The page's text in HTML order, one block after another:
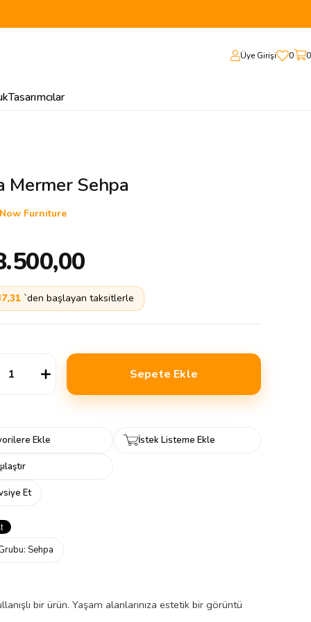
Üye Girişi 0 0
Tasarımcılar
Mermer Sehpa
Furniture
`den başlayan taksitlerle
Ekle İstek Listeme Ekle
Et
Sehpa
bir ürün. Yaşam alanlarınıza estetik bir görüntü